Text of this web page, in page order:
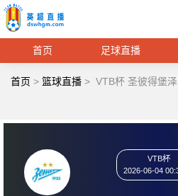
首页 足球直播
首页 > 篮球直播 > VTB杯 圣彼得堡